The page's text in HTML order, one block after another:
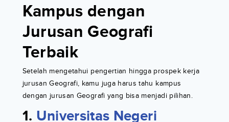
Kampus dengan
Jurusan Geografi
Terbaik
Setelah mengetahui pengertian hingga prospek kerja
jurusan Geografi, kamu juga harus tahu kampus
dengan jurusan Geografi yang bisa menjadi pilihan.
1. Universitas Negeri